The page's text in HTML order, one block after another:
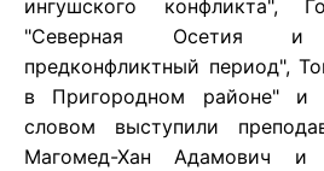
ингушского конфликта",
"Северная Осетия
предконфликтный период",
в Пригородном районе" и
словом выступили
Магомед-Хан Адамович и